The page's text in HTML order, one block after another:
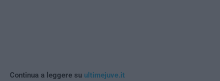
Continua a leggere su ultimejuve.it